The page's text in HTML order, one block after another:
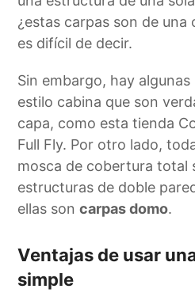
¿estas carpas son de una
es difícil de decir.
Sin embargo, hay
estilo cabina que son
capa, como esta tienda
Full Fly. Por otro lado,
mosca de cobertura total
estructuras de doble
ellas soncarpas domo.
Ventajas de usar
simple